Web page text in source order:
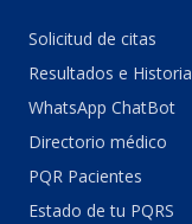
Solicitud de citas
Resultados e
WhatsApp ChatBot
Directorio médico
PQR Pacientes
Estado de tu PQRS